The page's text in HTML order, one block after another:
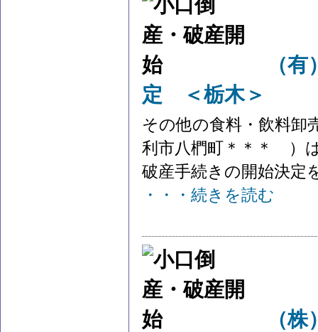
（
定 ＜栃木＞
その他の食料・飲料卸
利市八椚町＊＊＊ ）
破産手続きの開始決定
・・・続きを読む
（